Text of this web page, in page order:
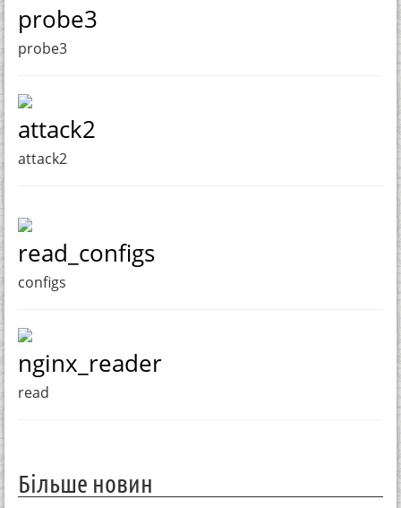
probe3
probe3
attack2
attack2
read_configs
configs
nginx_reader
read
Більше новин